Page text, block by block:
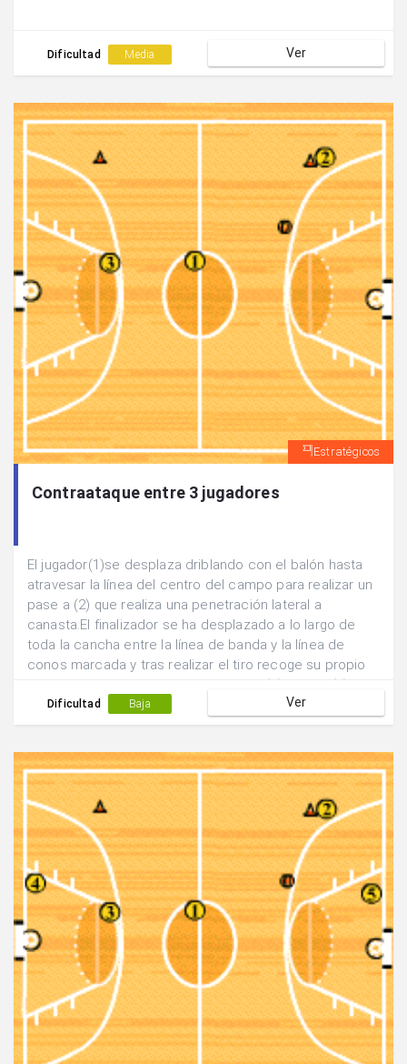
Dificultad Media Ver
Estratégicos
Contraataque entre 3 jugadores
El jugador(1)se desplaza driblando con el balón hasta
atravesar la línea del centro del campo para realizar un
pase a (2) que realiza una penetración lateral a
canasta.El finalizador se ha desplazado a lo largo de
toda la cancha entre la línea de banda y la línea de
conos marcada y tras realizar el tiro recoge su propio
a acompañado la jugada para que realice las veces de
pasador mientras que (1) realiza la función de
Dificultad Baja Ver